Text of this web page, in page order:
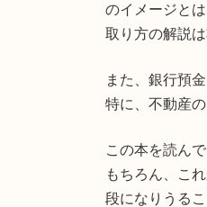
のイメージと
取り方の解説
また、銀行預
特に、不動産
この本を読ん
もちろん、こ
段になりうる